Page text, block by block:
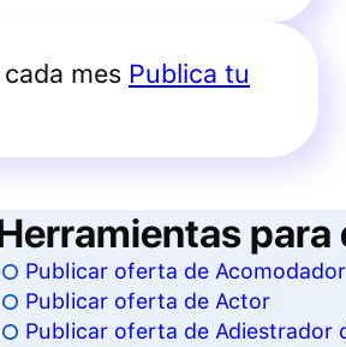
mes Publica tu
Publicar oferta de Acomodador
Publicar oferta de Actor
Publicar oferta de Adiestrador